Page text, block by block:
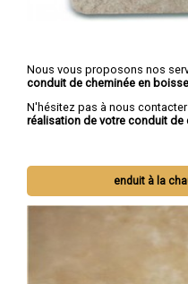
Nous vous proposons nos
conduit de cheminée en
N'hésitez pas à nous
réalisation de votre conduit de
enduit à la